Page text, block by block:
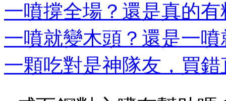
一噴撐全場？還是真的
一噴就變木頭？還是一
一顆吃對是神隊友，買